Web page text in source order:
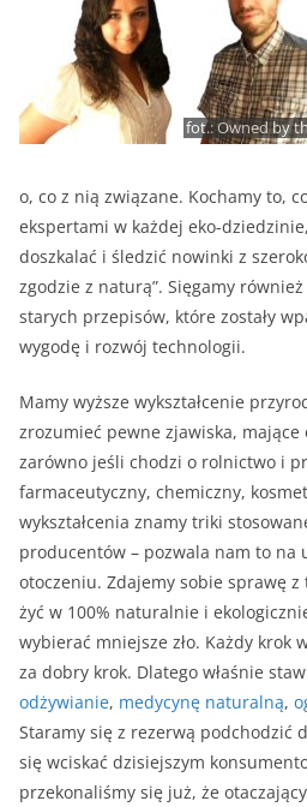
fot.: Owned by
o, co z nią związane. Kochamy to,
ekspertami w każdej eko-
doszkalać i śledzić nowinki z
zgodzie z naturą”. Sięgamy
starych przepisów, które zostały
wygodę i rozwój technologii.
Mamy wyższe wykształcenie
zrozumieć pewne zjawiska,
zarówno jeśli chodzi o rolnictwo i
farmaceutyczny, chemiczny,
wykształcenia znamy triki
producentów – pozwala nam to na
otoczeniu. Zdajemy sobie sprawę z
żyć w 100% naturalnie i
wybierać mniejsze zło. Każdy krok
za dobry krok. Dlatego właśnie
odżywianie, medycynę naturalną,
Staramy się z rezerwą podchodzić
się wciskać dzisiejszym
przekonaliśmy się już, że